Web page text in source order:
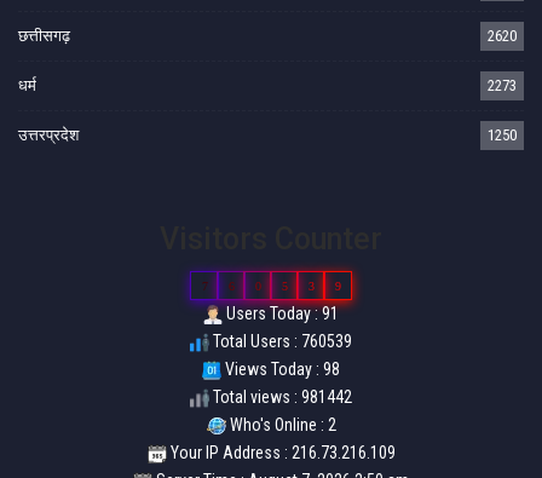
छत्तीसगढ़ 2620
धर्म 2273
उत्तरप्रदेश 1250
7 6 0 5 3 9
Users Today : 91
Total Users : 760539
Views Today : 98
Total views : 981442
Who's Online : 2
Your IP Address : 216.73.216.109